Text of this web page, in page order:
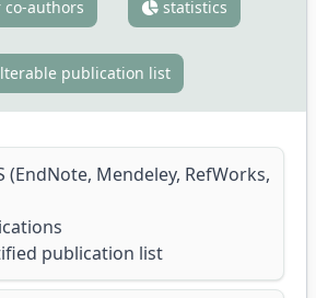
co-authors statistics
publication list
(EndNote, Mendeley, RefWorks,
publication list